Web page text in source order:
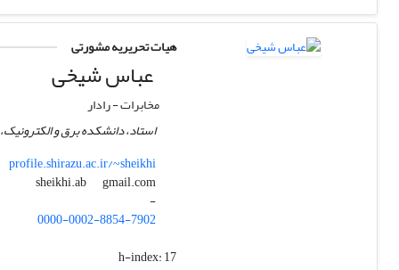
هیات تحریریه مشورتی
عباس شیخی
مخابرات - رادار
استاد، دانشکده برق و
profile.shirazu.ac.ir/~sheikhi
sheikhi.ab
gmail.com
-
0000-0002-8854-7902
h-index:17